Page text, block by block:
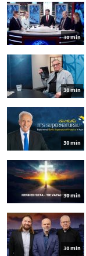
30 min
30 min
30 min
30 min
30 min